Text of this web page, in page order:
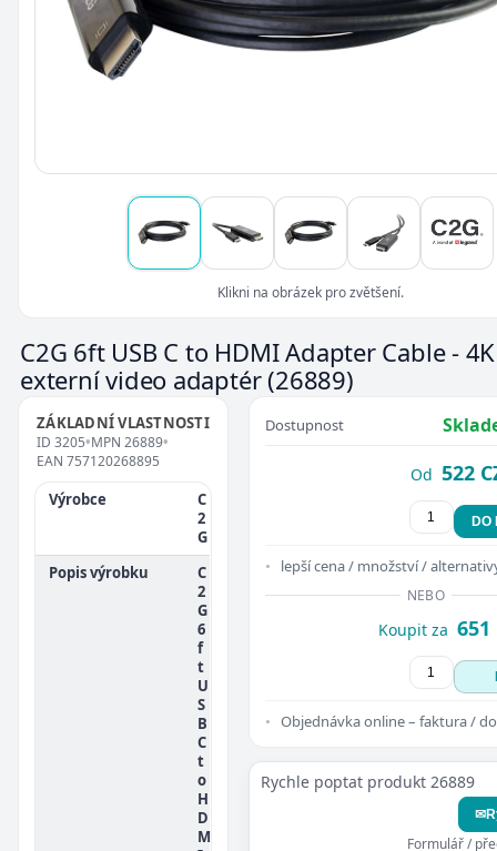
Klikni na obrázek pro zvětšení.
C2G 6ft USB C to HDMI Adapter Cable -
externí video adaptér(26889)
ZÁKLADNÍ VLASTNOSTI
ID 3205•MPN 26889•
EAN 757120268895
Výrobce
C
2
G
Popis výrobku
C
2
G
6
f
t
U
S
B
C
t
o
H
D
M
Dostupnost
Od 522
DO
lepší cena / množství /
NEBO
Koupit za 651
Objednávka online – faktura /
Rychle poptat produkt 26889
✉
Formulář /